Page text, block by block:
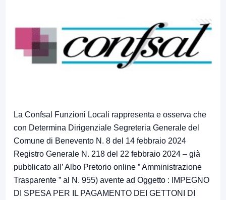
La Confsal Funzioni Locali rappresenta e osserva che
con Determina Dirigenziale Segreteria Generale del
Comune di Benevento N. 8 del 14 febbraio 2024
Registro Generale N. 218 del 22 febbraio 2024 – già
pubblicato all’ Albo Pretorio online ” Amministrazione
Trasparente ” al N. 955) avente ad Oggetto : IMPEGNO
DI SPESA PER IL PAGAMENTO DEI GETTONI DI